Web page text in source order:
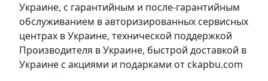
Украине, с гарантийным и после-гарантийным
обслуживанием в авторизированных сервисных
центрах в Украине, технической поддержкой
Производителя в Украине, быстрой доставкой в
Украине с акциями и подарками от ckapbu.com